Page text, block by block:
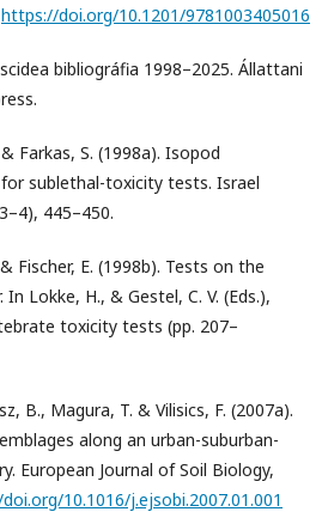
https://doi.org/10.1201/9781003405016
bibliográfia 1998–2025. Állattani
Farkas, S. (1998a). Isopod
sublethal-toxicity tests. Israel
445–450.
Fischer, E. (1998b). Tests on the
Lokke, H., & Gestel, C. V. (Eds.),
toxicity tests (pp. 207–
B., Magura, T. & Vilisics, F. (2007a).
along an urban-suburban-
European Journal of Soil Biology,
10.1016/j.ejsobi.2007.01.001